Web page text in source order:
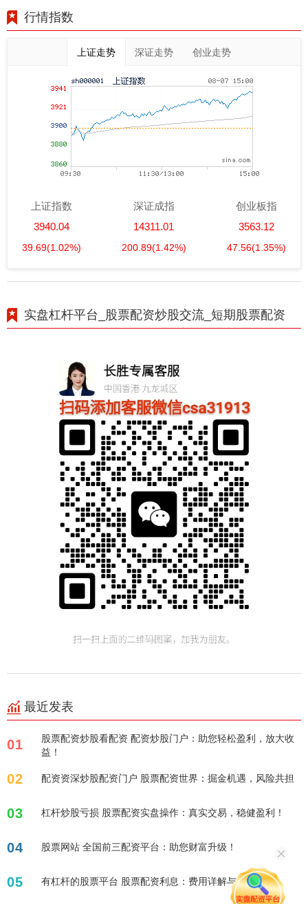
行情指数
上证走势 深证走势 创业走势
上证指数
3940.04
39.69(1.02%)
深证成指
14311.01
200.89(1.42%)
创业板指
3563.12
47.56(1.35%)
实盘杠杆平台_股票配资炒股交流_短期股票配资
最近发表
01
股票配资炒股看配资 配资炒股门户：助您轻松盈利，放大收
益！
02 配资资深炒股配资门户 股票配资世界：掘金机遇，风险共担
03 杠杆炒股亏损 股票配资实盘操作：真实交易，稳健盈利！
04 股票网站 全国前三配资平台：助您财富升级！
05 有杠杆的股票平台 股票配资利息：费用详解与省钱攻略